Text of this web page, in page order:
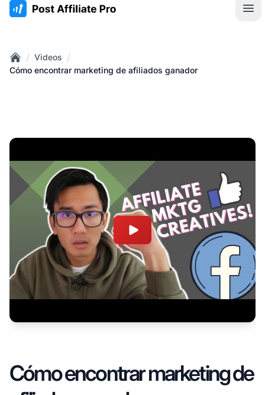
:site.title
Home
/ Videos /
Cómo encontrar marketing de afiliados ganador
Cómo encontrar marketing de